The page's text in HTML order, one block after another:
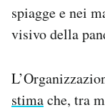
spiagge e nei
visivo della
stimache, tra